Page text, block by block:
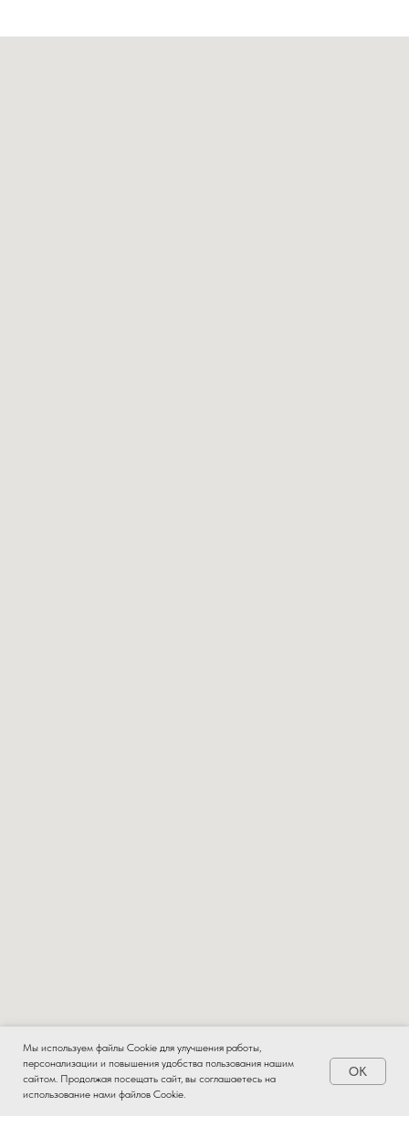
Мы используем файлы Cookie для улучшения работы,
персонализации и повышения удобства пользования нашим
сайтом. Продолжая посещать сайт, вы соглашаетесь на
использование нами файлов Cookie.
OK